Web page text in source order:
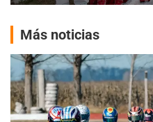
Más noticias